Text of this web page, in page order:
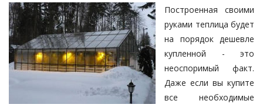
Построенная своими
руками теплица будет
на порядок дешевле
купленной - это
неоспоримый факт.
Даже если вы купите
все необходимые